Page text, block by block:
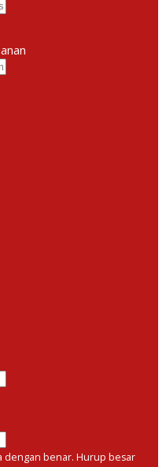
dengan benar. Hurup besar